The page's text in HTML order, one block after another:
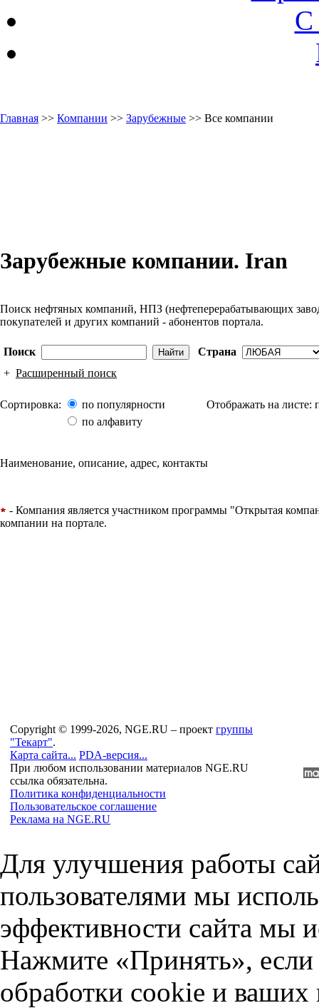
С
Главная >> Компании >> Зарубежные >> Все компании
Зарубежные компании. Iran
Поиск нефтяных компаний, НПЗ (нефтеперерабатывающих
покупателей и других компаний - абонентов портала.
Поиск
Страна
+ Расширенный поиск
Сортировка:
по популярности
по алфавиту
Отображать на
Наименование, описание, адрес, контакты
- Компания является участником программы "Открытая
компании на портале.
Copyright © 1999-2026, NGE.RU – проект группы
"Текарт".
Карта сайта... PDA-версия...
При любом использовании материалов NGE.RU
ссылка обязательна.
Политика конфиденциальности
Пользовательское соглашение
Реклама на NGE.RU
Для улучшения работы
пользователями мы
эффективности сайта мы
Нажмите «Принять», если
обработки cookie и